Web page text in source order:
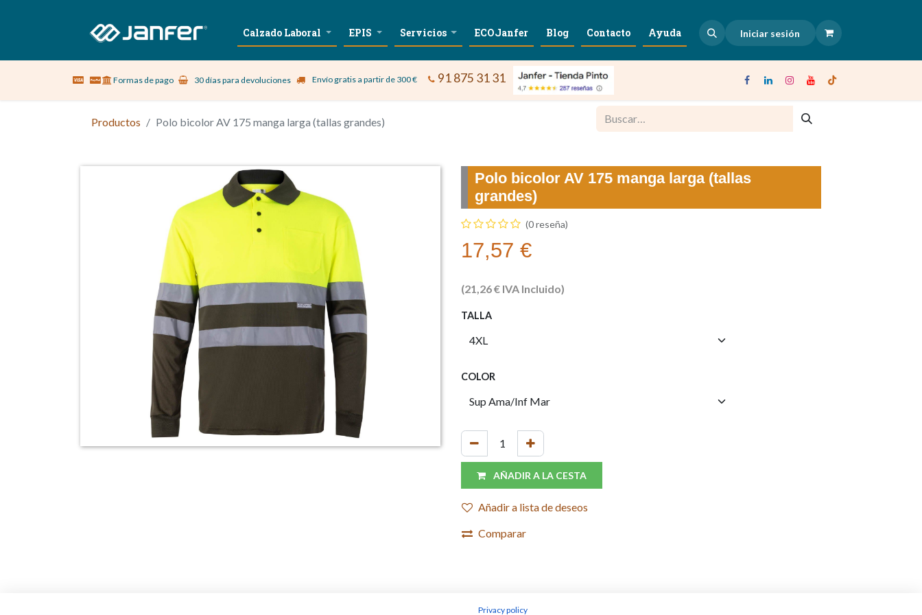
Sobre nosotros Vestuario Laboral Calzado Laboral EPIS Servicios ECOJanfer Blog Contacto Ayuda Iniciar sesión
Formas de pago 30 días para devoluciones Envío gratis a partir de 300 € 91 875 31 31
Productos Polo bicolor AV 175 manga larga (tallas grandes)
Polo bicolor AV 175 manga larga (tallas
grandes)
(0 reseña)
17,57 €
(21,26€ IVA Incluido)
TALLA
COLOR
AÑADIR A LA CESTA
Añadir a lista de deseos
Comparar
Privacy policy